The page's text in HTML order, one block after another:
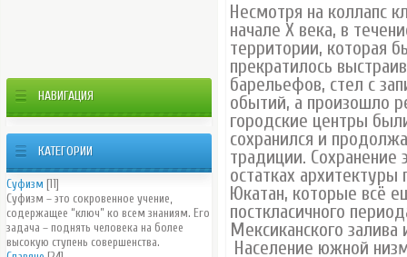
НАВИГАЦИЯ
КАТЕГОРИИ
Суфизм [11]
Суфизм – это сокровенное учение,
содержащее “ключ” ко всем знаниям. Его
задача – поднять человека на более
высокую ступень совершенства.
Несмотря на коллапс
начале X века, в
территории, которая
прекратилось
барельефов, стел с
обытий, а произошло
городские центры
сохранился и
традиции.
остатках архитектуры
Юкатан, которые всё
посткласичного
Мексиканского
Население южной